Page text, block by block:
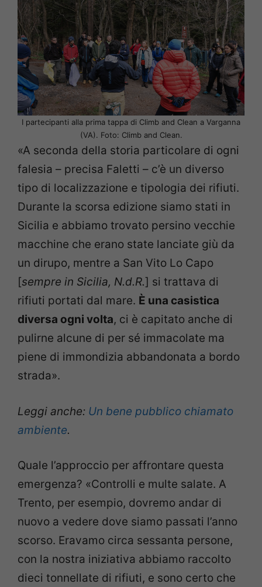
I partecipanti alla prima tappa di Climb and Clean a Varganna
(VA). Foto: Climb and Clean.
«A seconda della storia particolare di ogni
falesia – precisa Faletti – c’è un diverso
tipo di localizzazione e tipologia dei rifiuti.
Durante la scorsa edizione siamo stati in
Sicilia e abbiamo trovato persino vecchie
macchine che erano state lanciate giù da
un dirupo, mentre a San Vito Lo Capo
[sempre in Sicilia, N.d.R.] si trattava di
rifiuti portati dal mare. È una casistica
diversa ogni volta, ci è capitato anche di
pulirne alcune di per sé immacolate ma
piene di immondizia abbandonata a bordo
strada».
Leggi anche: Un bene pubblico chiamato
ambiente.
Quale l’approccio per affrontare questa
emergenza? «Controlli e multe salate. A
Trento, per esempio, dovremo andar di
nuovo a vedere dove siamo passati l’anno
scorso. Eravamo circa sessanta persone,
con la nostra iniziativa abbiamo raccolto
dieci tonnellate di rifiuti, e sono certo che